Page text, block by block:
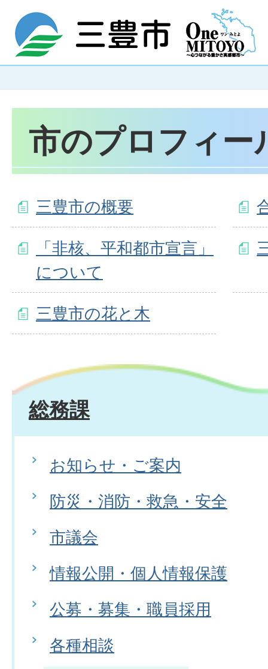
市のプロフィー
三豊市の概要
「非核、平和都市宣言」
について
三豊市の花と木
総務課
お知らせ・ご案内
防災・消防・救急・安全
市議会
情報公開・個人情報保護
公募・募集・職員採用
各種相談